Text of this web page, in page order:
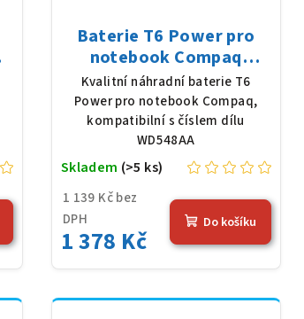
Baterie T6 Power pro
notebook Compaq
WD548AA, Li-Ion, 10,8 V,
5200 mAh (56 Wh), černá
Kvalitní náhradní baterie T6
Power pro notebook Compaq,
kompatibilní s číslem dílu
WD548AA
1 139 Kč bez
DPH
1 378 Kč
Skladem (>5 ks)
Do košíku